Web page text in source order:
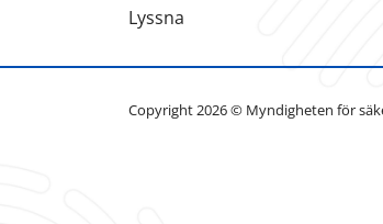
Lyssna
Copyright 2026 © Myndigheten för